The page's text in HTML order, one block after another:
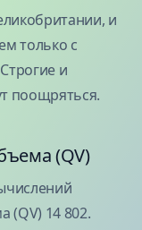
и
только с
и
поощряться.
(QV)
(QV) 14 802.